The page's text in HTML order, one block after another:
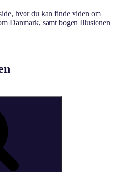
hvor du kan finde viden om
Danmark, samt bogen Illusionen